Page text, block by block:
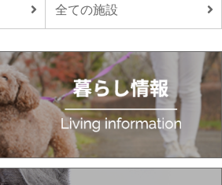
全ての施設